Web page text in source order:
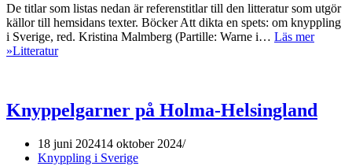
De titlar som listas nedan är referenstitlar till den litteratur som utgör
källor till hemsidans texter. Böcker Att dikta en spets: om knyppling
i Sverige, red. Kristina Malmberg (Partille: Warne i… Läs mer
»Litteratur
Knyppelgarner på Holma-Helsingland
18 juni 202414 oktober 2024
Knyppling i Sverige